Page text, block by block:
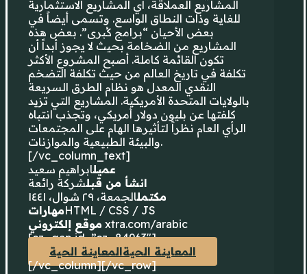
المشاريع العملاقة، أي المشاريع الاستثمارية
للغاية وذات النطاق الواسع. وتسمى أيضاً في
بعض الأحيان “برامج كُبرى”. بعض هذه
المشاريع من الضخامة بحيث لا يجوز أبداً أن
تكون القائمة كاملة. أصبح المشروع الأكثر
تكلفة في تاريخ العالم من حيث تكلفة التضخم
النقدي المعدل هو نظام الطرق السريعة
بالولايات المتحدة الأمريكية. المشاريع التي تزيد
كلفتها عن بليون دولار أمريكي، وتجذب انتباه
الرأي العام نظراً لتأثيرها الهام على المجتمعات
والبيئة الطبيعية والموازنات.
[/vc_column_text]
عميلابراهيم سعيد
انشأ من قبلشركة رائعة
مكتملالجمعة، ٢٩ شوال، ١٤٤١
مهاراتHTML / CSS / JS
موقع إلكتروني xtra.com/arabic
[cz_gap id=”cz_84963″]
المعاينة الحيةالمعاينة الحية
[/vc_column][/vc_row]